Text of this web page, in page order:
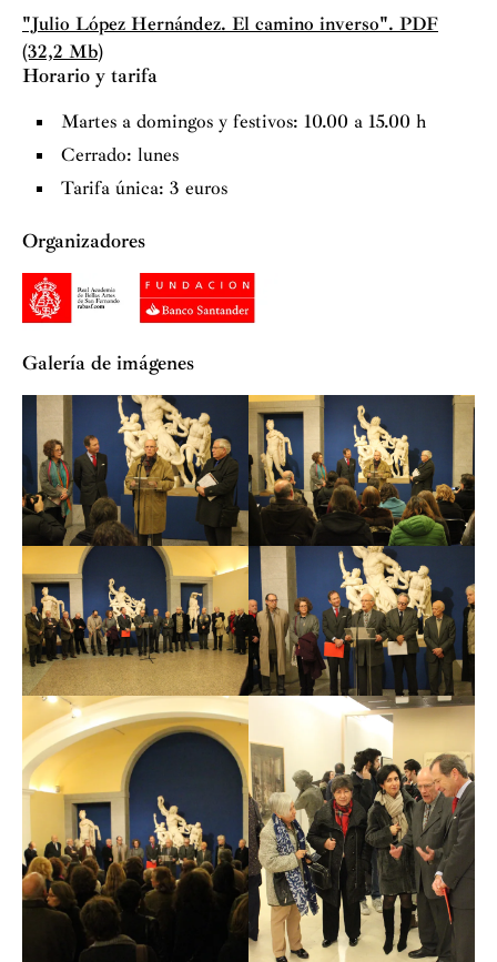
"Julio López Hernández. El camino inverso". PDF
(32,2 Mb)
Horario y tarifa
Martes a domingos y festivos: 10.00 a 15.00 h
Cerrado: lunes
Tarifa única: 3 euros
Organizadores
Galería de imágenes